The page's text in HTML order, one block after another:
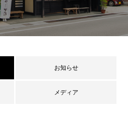
お知らせ
メディア